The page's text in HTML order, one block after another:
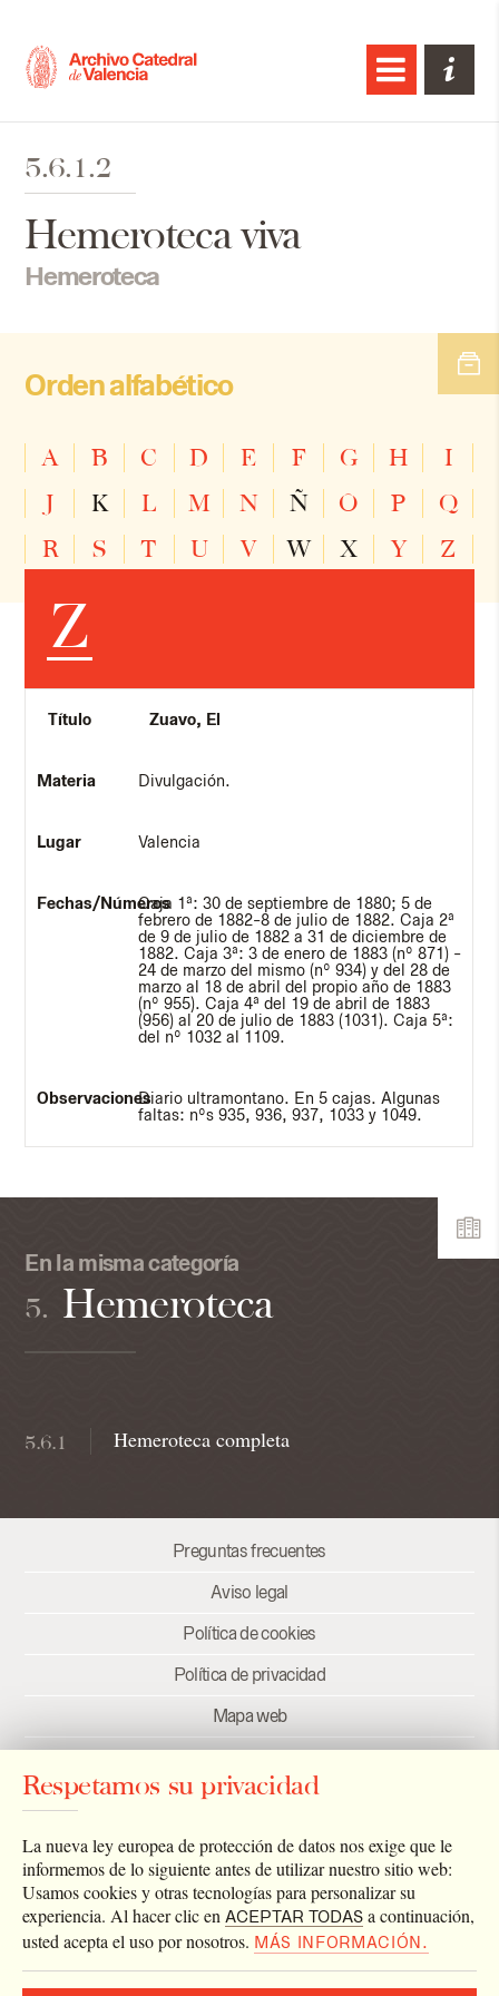
5.6.1.2
Hemeroteca viva
Hemeroteca
Orden alfabético
A B C D E F G H
I
J
K L M N Ñ O P
Q
R
S T U V W X Y Z
Z
Zuavo, El
Divulgación.
Valencia
Caja 1ª: 30 de septiembre de 1880; 5 de
febrero de 1882-8 de julio de 1882. Caja 2ª
de 9 de julio de 1882 a 31 de diciembre de
1882. Caja 3ª: 3 de enero de 1883 (nº 871) -
24 de marzo del mismo (nº 934) y del 28 de
marzo al 18 de abril del propio año de 1883
(nº 955). Caja 4ª del 19 de abril de 1883
(956) al 20 de julio de 1883 (1031). Caja 5ª:
del nº 1032 al 1109.
Diario ultramontano. En 5 cajas. Algunas
faltas: nºs 935, 936, 937, 1033 y 1049.
En la misma categoría
5. Hemeroteca
5.6.1 Hemeroteca completa
Preguntas frecuentes
Aviso legal
Política de cookies
Política de privacidad
Mapa web
Enlaces
Newsletter
Respetamos su privacidad
La nueva ley europea de protección de datos nos exige que le
informemos de lo siguiente antes de utilizar nuestro sitio web:
Usamos cookies y otras tecnologías para personalizar su
experiencia. Al hacer clic en ACEPTAR TODAS a continuación,
usted acepta el uso por nosotros. MÁS INFORMACIÓN.